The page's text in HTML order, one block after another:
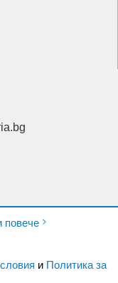
повече
и Политика за
запазени.